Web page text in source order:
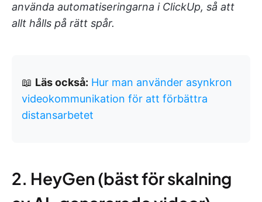
använda automatiseringarna i ClickUp, så att
allt hålls på rätt spår.
📖 Läs också: Hur man använder asynkron
videokommunikation för att förbättra
distansarbetet
2. HeyGen (bäst för skalning